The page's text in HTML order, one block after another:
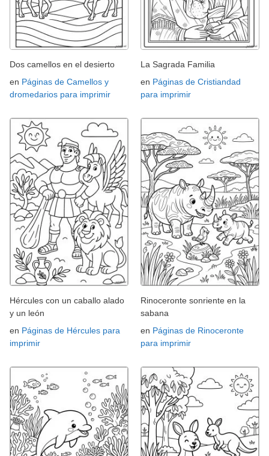
Dos camellos en el desierto
en Páginas de Camellos y
dromedarios para imprimir
La Sagrada Familia
en Páginas de Cristiandad
para imprimir
Hércules con un caballo alado
y un león
en Páginas de Hércules para
imprimir
Rinoceronte sonriente en la
sabana
en Páginas de Rinoceronte
para imprimir